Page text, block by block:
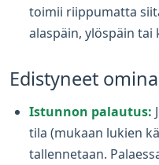
toimii riippumatta
alaspäin, ylöspäin tai
Edistyneet
Istunnon palautus:
tila (mukaan lukien
tallennetaan.